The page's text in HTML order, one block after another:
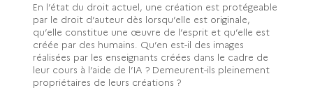
En l’état du droit actuel, une création est protégeable
par le droit d’auteur dès lorsqu’elle est originale,
qu’elle constitue une œuvre de l’esprit et qu’elle est
créée par des humains. Qu’en est-il des images
réalisées par les enseignants créées dans le cadre de
leur cours à l’aide de l’IA ? Demeurent-ils pleinement
propriétaires de leurs créations ?